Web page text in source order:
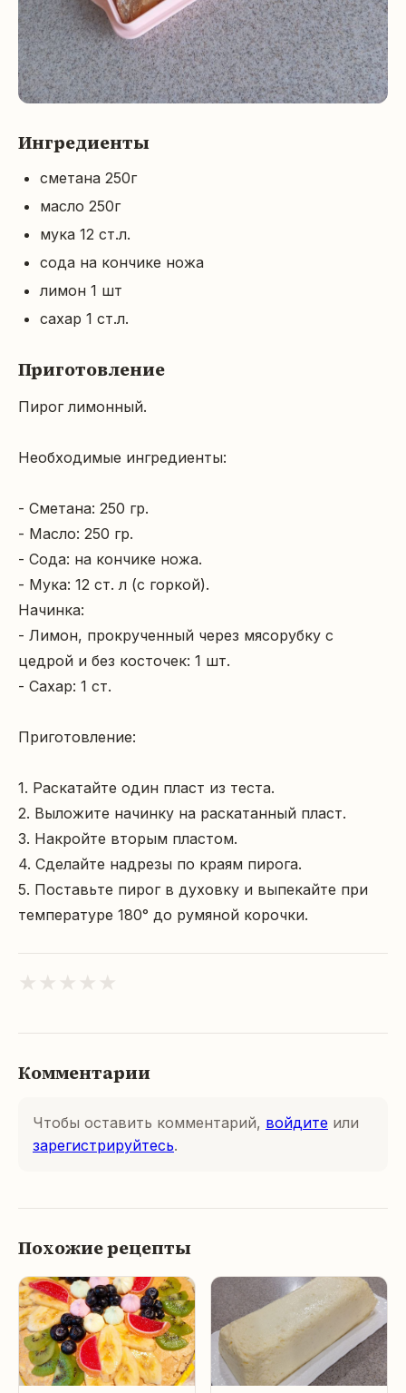
Ингредиенты
сметана 250г
масло 250г
мука 12 ст.л.
сода на кончике ножа
лимон 1 шт
сахар 1 ст.л.
Приготовление
Пирог лимонный.
Необходимые ингредиенты:
- Сметана: 250 гр.
- Масло: 250 гр.
- Сода: на кончике ножа.
- Мука: 12 ст. л (с горкой).
Начинка:
- Лимон, прокрученный через мясорубку с
цедрой и без косточек: 1 шт.
- Сахар: 1 ст.
Приготовление:
1. Раскатайте один пласт из теста.
2. Выложите начинку на раскатанный пласт.
3. Накройте вторым пластом.
4. Сделайте надрезы по краям пирога.
5. Поставьте пирог в духовку и выпекайте при
температуре 180° до румяной корочки.
★ ★ ★ ★ ★
Комментарии
Чтобы оставить комментарий, войдите или
зарегистрируйтесь.
Похожие рецепты